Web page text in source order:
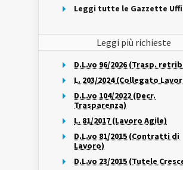
Leggi tutte le Gazzette
Leggi più richieste
D.L.vo 96/2026 (Trasp.
L. 203/2024 (Collegato
D.L.vo 104/2022 (Decr.
Trasparenza)
L. 81/2017 (Lavoro Agile)
D.L.vo 81/2015 (Contratti di
Lavoro)
D.L.vo 23/2015 (Tutele